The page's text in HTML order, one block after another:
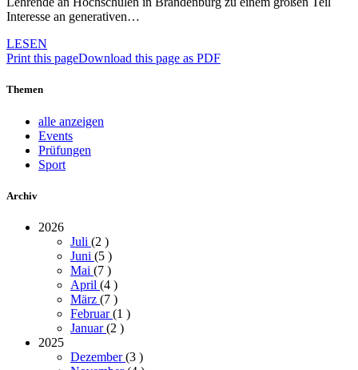
Interesse an generativen…
LESEN
Print this pageDownload this page as PDF
Themen
alle anzeigen
Events
Prüfungen
Sport
Archiv
2026
Juli (2 )
Juni (5 )
Mai (7 )
April (4 )
März (7 )
Februar(1 )
Januar(2 )
2025
Dezember(3 )